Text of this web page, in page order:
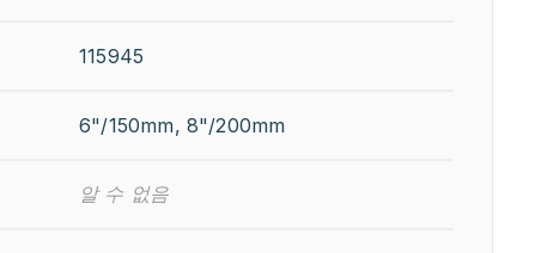
115945
6"/150mm, 8"/200mm
알 수 없음